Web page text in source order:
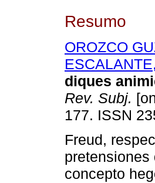
Resumo
OROZCO
diques
Rev. Subj.
177. ISSN
Freud,
concepto